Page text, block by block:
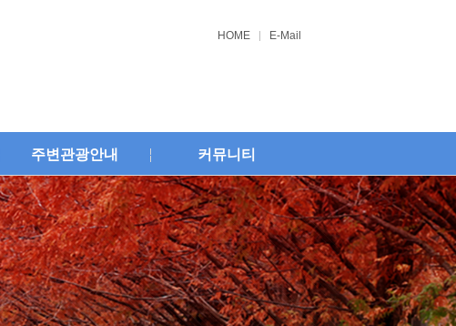
HOME E-Mail
주변관광안내 커뮤니티